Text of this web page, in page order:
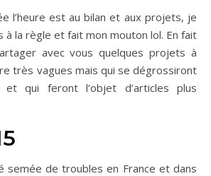
à la règle et fait mon mouton lol. En fait
avec vous quelques projets à
très vagues mais qui se dégrossiront
qui feront l’objet d’articles plus
semée de troubles en France et dans